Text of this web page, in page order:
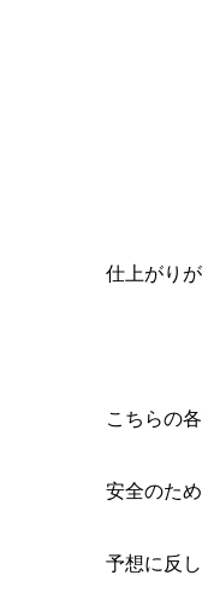
仕上がり
こちらの
安全のた
予想に反